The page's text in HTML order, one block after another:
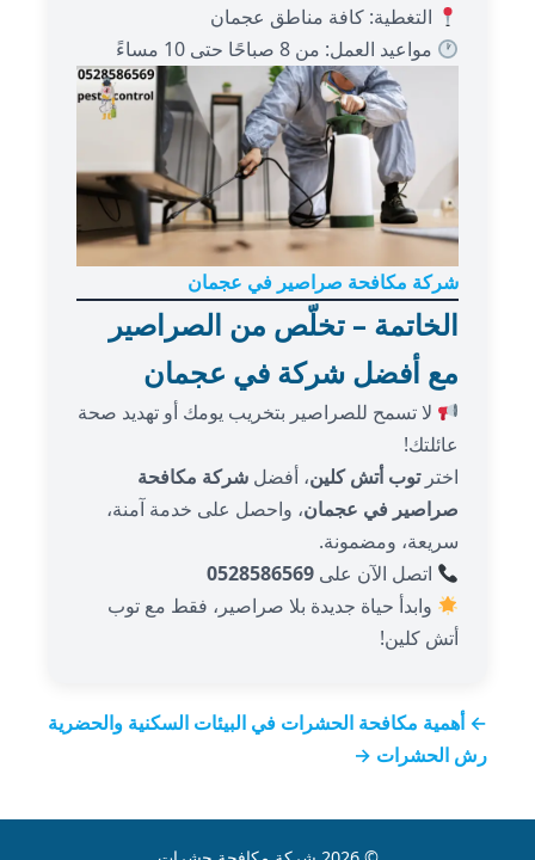
التغطية: كافة مناطق عجمان
مواعيد العمل: من 8 صباحًا حتى 10 مساءً
شركة مكافحة صراصير في عجمان
الخاتمة – تخلّص من الصراصير
مع أفضل شركة في عجمان
لا تسمح للصراصير بتخريب يومك أو تهديد صحة
عائلتك!
اخترتوب أتش كلين، أفضل شركة مكافحة
صراصير في عجمان، واحصل على خدمة آمنة،
سريعة، ومضمونة.
اتصل الآن على0528586569
وابدأ حياة جديدة بلا صراصير، فقط مع توب
أتش كلين!
← أهمية مكافحة الحشرات في البيئات السكنية والحضرية
رش الحشرات →